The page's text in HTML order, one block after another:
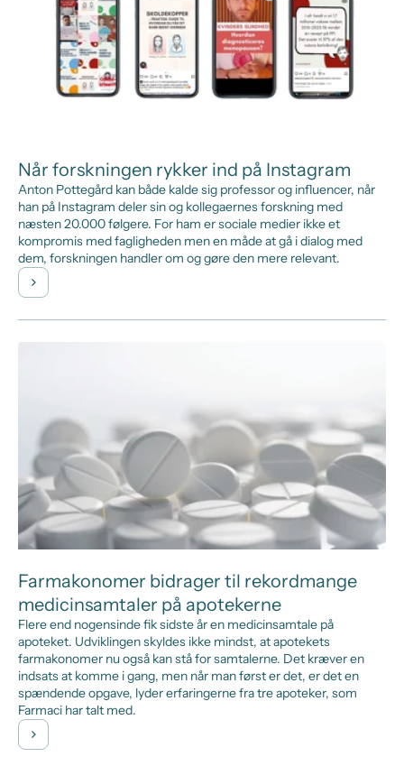
Når forskningen rykker ind på Instagram
Anton Pottegård kan både kalde sig professor og influencer, når
han på Instagram deler sin og kollegaernes forskning med
næsten 20.000 følgere. For ham er sociale medier ikke et
kompromis med fagligheden men en måde at gå i dialog med
dem, forskningen handler om og gøre den mere relevant.
Farmakonomer bidrager til rekordmange
medicinsamtaler på apotekerne
Flere end nogensinde fik sidste år en medicinsamtale på
apoteket. Udviklingen skyldes ikke mindst, at apotekets
farmakonomer nu også kan stå for samtalerne. Det kræver en
indsats at komme i gang, men når man først er det, er det en
spændende opgave, lyder erfaringerne fra tre apoteker, som
Farmaci har talt med.